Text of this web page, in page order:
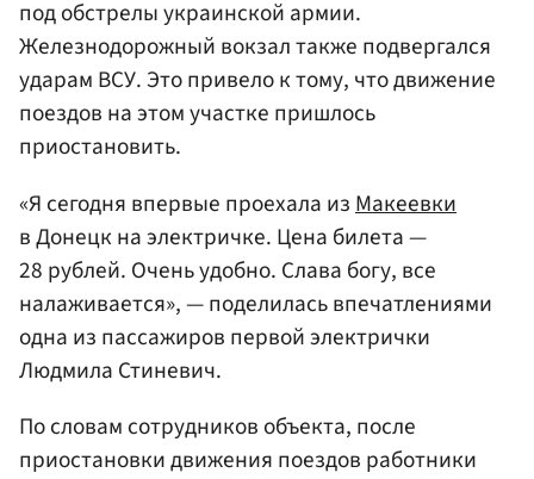
под обстрелы украинской армии.
Железнодорожный вокзал также подвергался
ударам ВСУ. Это привело к тому, что движение
поездов на этом участке пришлось
приостановить.
«Я сегодня впервые проехала из Макеевки
в Донецк на электричке. Цена билета —
28 рублей. Очень удобно. Слава богу, все
налаживается», — поделилась впечатлениями
одна из пассажиров первой электрички
Людмила Стиневич.
По словам сотрудников объекта, после
приостановки движения поездов работники